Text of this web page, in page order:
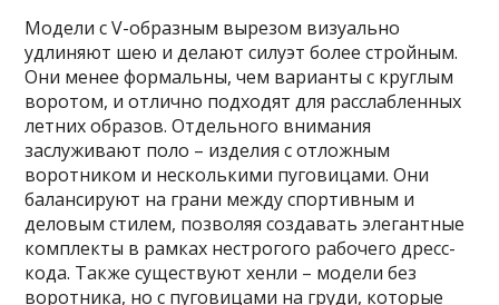
Модели с V-образным вырезом визуально
удлиняют шею и делают силуэт более стройным.
Они менее формальны, чем варианты с круглым
воротом, и отлично подходят для расслабленных
летних образов. Отдельного внимания
заслуживают поло – изделия с отложным
воротником и несколькими пуговицами. Они
балансируют на грани между спортивным и
деловым стилем, позволяя создавать элегантные
комплекты в рамках нестрогого рабочего дресс-
кода. Также существуют хенли – модели без
воротника, но с пуговицами на груди, которые